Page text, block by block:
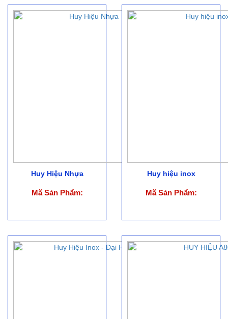
Huy Hiệu Nhựa
Mã Sản Phẩm:
Huy hiệu inox
Mã Sản Phẩm: